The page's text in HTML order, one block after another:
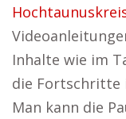
Inhalte wie im
die Fortschritte
Man kann die